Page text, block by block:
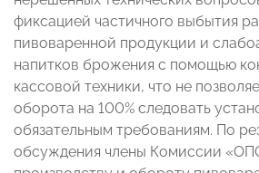
фиксацией частичного выбытия
пивоваренной продукции и
напитков брожения с помощью
кассовой техники, что не
оборота на 100% следовать
обязательным требованиям. По
обсуждения члены Комиссии